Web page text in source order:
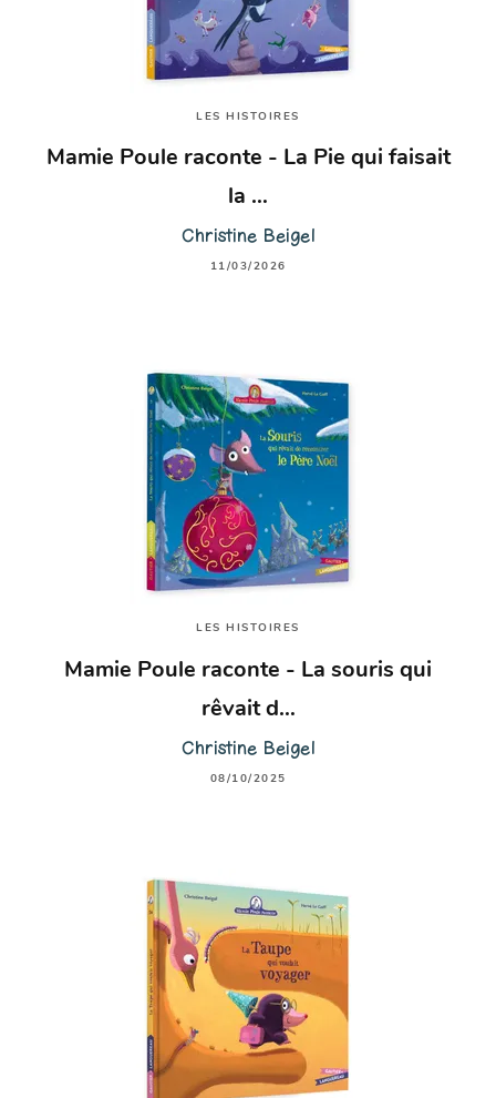
LES HISTOIRES
Mamie Poule raconte - La Pie qui faisait
la …
Christine Beigel
11/03/2026
LES HISTOIRES
Mamie Poule raconte - La souris qui
rêvait d…
Christine Beigel
08/10/2025